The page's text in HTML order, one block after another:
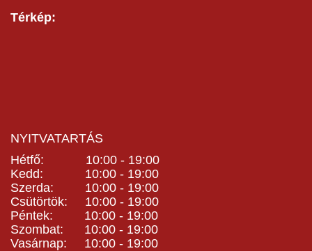
Térkép:
NYITVATARTÁS
Hétfő: 10:00 - 19:00
Kedd: 10:00 - 19:00
Szerda: 10:00 - 19:00
Csütörtök: 10:00 - 19:00
Péntek: 10:00 - 19:00
Szombat: 10:00 - 19:00
Vasárnap: 10:00 - 19:00